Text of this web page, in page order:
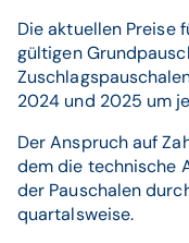
Die aktuellen Preise
gültigen
2024 und 2025 um
Der Anspruch auf
dem die technische
der Pauschalen
quartalsweise.